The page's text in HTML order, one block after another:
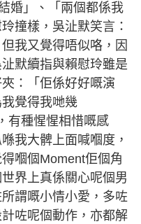
婚」、「兩個都係我
撞樣，吳沚默笑言：
我又覺得唔似咯，因
默續指與賴慰玲雖是
：「佢係好好嘅演
覺得我哋幾
有種惺惺相惜嘅感
我大髀上面喊嗰度，
嗰個Moment佢個角
界上真係關心呢個男
謂嘅小情小愛，多咗
咗呢個動作，亦都解